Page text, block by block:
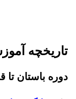
تاریخچه
دوره باستان